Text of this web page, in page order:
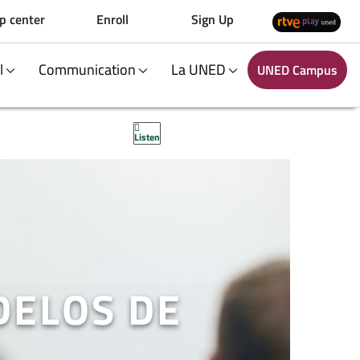
center Enroll Sign Up
Communication La UNED UNED Campus
Listen
DE